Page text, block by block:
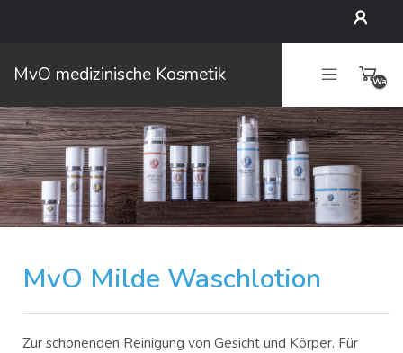
Konto
MvO medizinische Kosmetik
MvO Milde Waschlotion
Zur schonenden Reinigung von Gesicht und Körper. Für